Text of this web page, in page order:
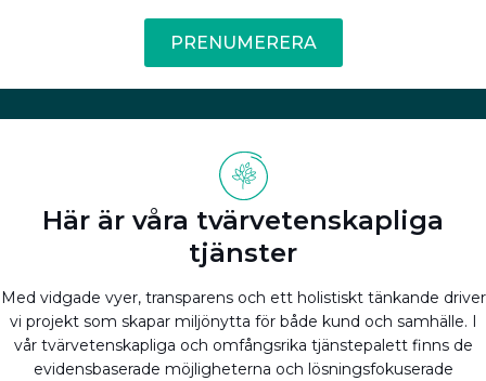
PRENUMERERA
Här är våra tvärvetenskapliga
tjänster
Med vidgade vyer, transparens och ett holistiskt tänkande driver
vi projekt som skapar miljönytta för både kund och samhälle. I
vår tvärvetenskapliga och omfångsrika tjänstepalett finns de
evidensbaserade möjligheterna och lösningsfokuserade